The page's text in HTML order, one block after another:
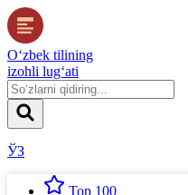
O‘zbek tilining
izohli lug‘ati
ЎЗ
Top 100